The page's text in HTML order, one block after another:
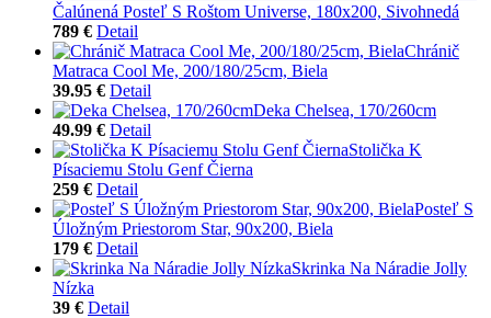
Čalúnená Posteľ S Roštom Universe, 180x200, Sivohnedá
789 € Detail
Chránič
Matraca Cool Me, 200/180/25cm, Biela
39.95 € Detail
Deka Chelsea, 170/260cm
49.99 € Detail
Stolička K
Písaciemu Stolu Genf Čierna
259 € Detail
Posteľ S
Úložným Priestorom Star, 90x200, Biela
179 € Detail
Skrinka Na Náradie Jolly
Nízka
39 € Detail